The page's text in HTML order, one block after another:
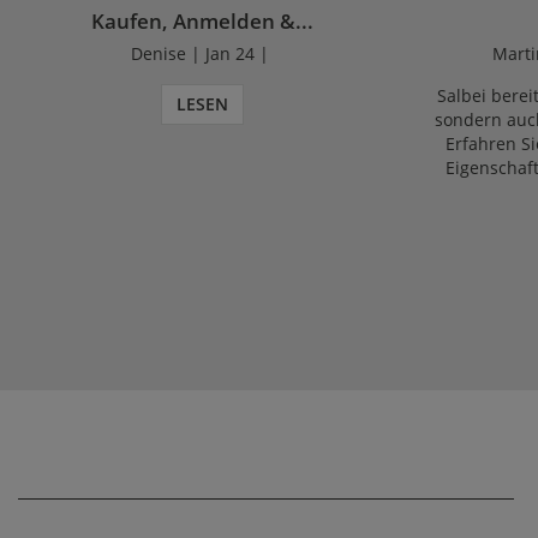
Kaufen, Anmelden &...
Denise | Jan 24 |
LESEN
Salbei
sondern
Erfahren